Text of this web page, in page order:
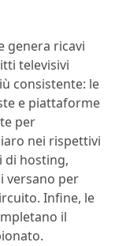
genera ricavi
televisivi
consistente: le
e piattaforme
per
nei rispettivi
di hosting,
versano per
Infine, le
il